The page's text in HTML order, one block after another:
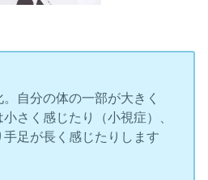
自分の体の一部が大きく
小さく感じたり（小視症）、
足が長く感じたりします